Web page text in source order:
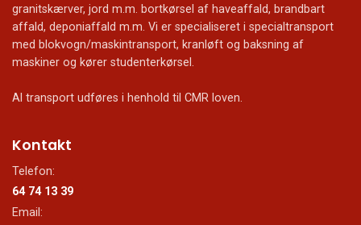
granitskærver, jord m.m. bortkørsel af haveaffald, brandbart
affald, deponiaffald m.m. Vi er specialiseret i specialtransport
med blokvogn/maskintransport, kranløft og baksning af
maskiner og kører studenterkørsel.
Al transport udføres i henhold til CMR loven.
Kontakt
Telefon:
64 74 13 39
Email: